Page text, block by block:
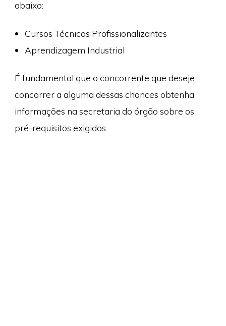
abaixo:
Cursos Técnicos Profissionalizantes
Aprendizagem Industrial
É fundamental que o concorrente que deseje
concorrer a alguma dessas chances obtenha
informações na secretaria do órgão sobre os
pré-requisitos exigidos.